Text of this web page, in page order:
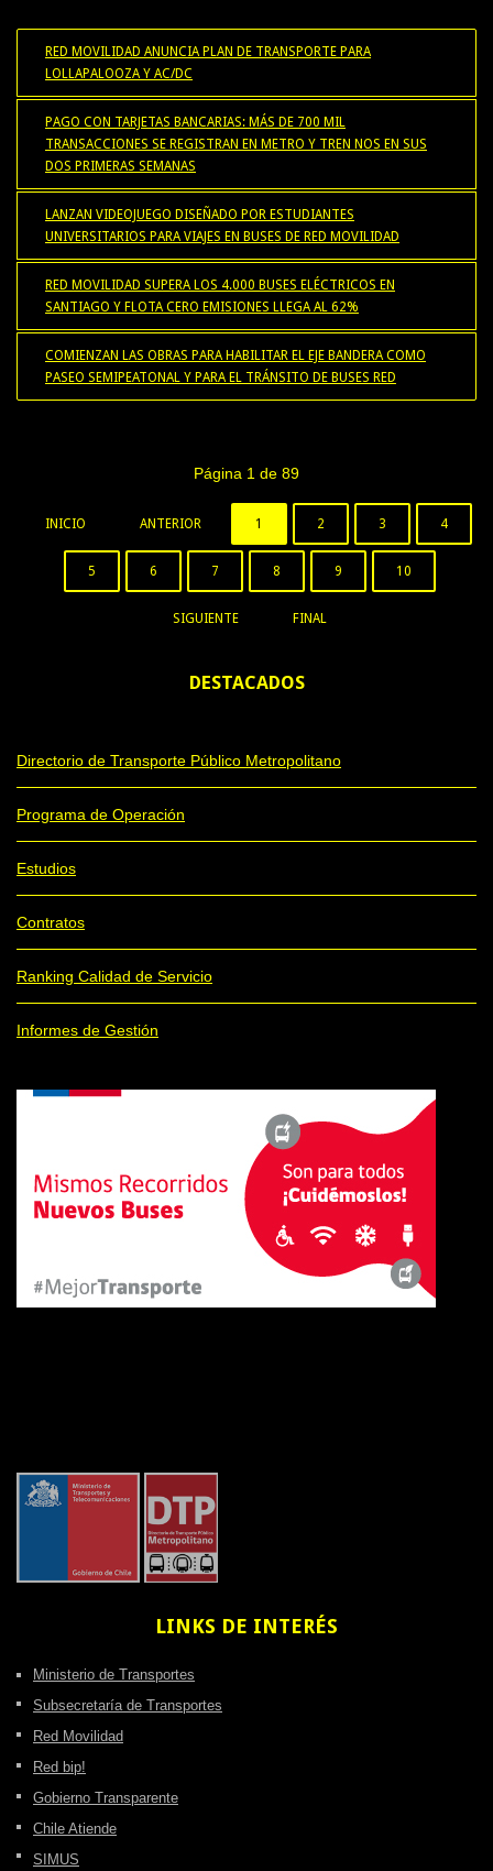
RED MOVILIDAD ANUNCIA PLAN DE TRANSPORTE PARA
LOLLAPALOOZA Y AC/DC
PAGO CON TARJETAS BANCARIAS: MÁS DE 700 MIL
TRANSACCIONES SE REGISTRAN EN METRO Y TREN NOS EN SUS
DOS PRIMERAS SEMANAS
LANZAN VIDEOJUEGO DISEÑADO POR ESTUDIANTES
UNIVERSITARIOS PARA VIAJES EN BUSES DE RED MOVILIDAD
RED MOVILIDAD SUPERA LOS 4.000 BUSES ELÉCTRICOS EN
SANTIAGO Y FLOTA CERO EMISIONES LLEGA AL 62%
COMIENZAN LAS OBRAS PARA HABILITAR EL EJE BANDERA COMO
PASEO SEMIPEATONAL Y PARA EL TRÁNSITO DE BUSES RED
Página 1 de 89
INICIO ANTERIOR 1 2 3 4
5 6 7 8 9 10
SIGUIENTE FINAL
DESTACADOS
Directorio de Transporte Público Metropolitano
Programa de Operación
Estudios
Contratos
Ranking Calidad de Servicio
Informes de Gestión
LINKS DE INTERÉS
Ministerio de Transportes
Subsecretaría de Transportes
Red Movilidad
Red bip!
Gobierno Transparente
Chile Atiende
SIMUS